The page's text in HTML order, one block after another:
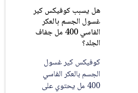
هل يسبب كوفيكس كير
غسول الجسم بالعكر
الفاسي 400 مل جفاف
الجلد؟
كوفيكس كير غسول
الجسم بالعكر الفاسي
400 مل يحتوي على